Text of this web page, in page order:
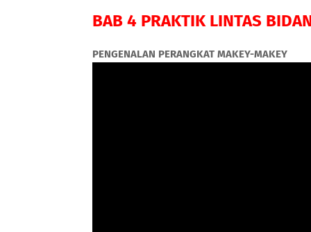
BAB 4 PRAKTIK LINTAS
PENGENALAN PERANGKAT MAKEY-MAKEY